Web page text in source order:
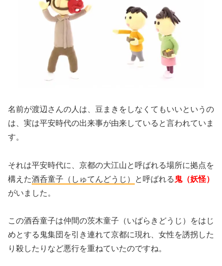
名前が渡辺さんの人は、豆まきをしなくてもいいというの
は、実は平安時代の出来事が由来していると言われていま
す。
それは平安時代に、京都の大江山と呼ばれる場所に拠点を
構えた酒呑童子（しゅてんどうじ） と呼ばれる 鬼（妖怪）
がいました。
この酒呑童子は仲間の茨木童子（いばらきどうじ）をはじ
めとする鬼集団を引き連れて京都に現れ、女性を誘拐した
り殺したりなど悪行を重ねていたのですね。